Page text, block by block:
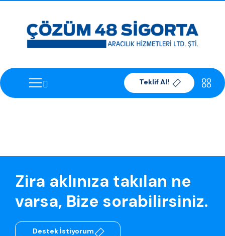
Teklif Al!
Zira aklınıza takılan ne
varsa, Bize sorabilirsiniz.
Destek İstiyorum